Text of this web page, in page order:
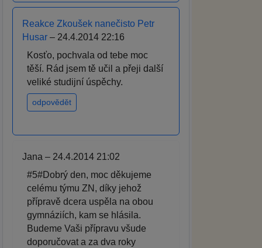
Reakce Zkoušek nanečisto Petr
Husar – 24.4.2014 22:16
Kosťo, pochvala od tebe moc
těší. Rád jsem tě učil a přeji další
veliké studijní úspěchy.
odpovědět
Jana – 24.4.2014 21:02
#5#Dobrý den, moc děkujeme
celému týmu ZN, díky jehož
přípravě dcera uspěla na obou
gymnáziích, kam se hlásila.
Budeme Vaši přípravu všude
doporučovat a za dva roky